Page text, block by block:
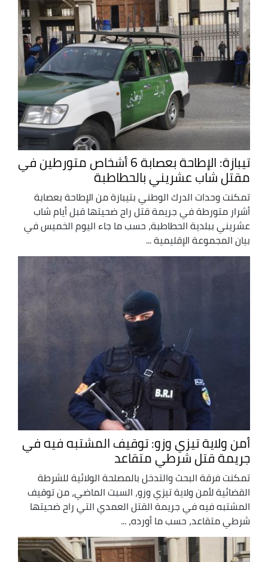
تيبازة: الإطاحة بعصابة 6 أشخاص متورطين في
مقتل شاب عشريني بالحطاطبة
تمكنت وحدات الدرك الوطني بتيبازة من الإطاحة بعصابة
أشرار متورطة في جريمة قتل راح ضحيتها قبل أيام شاب
عشريني ببلدية الحطاطبة، حسب ما جاء اليوم الخميس في
بيان المجموعة الإقليمية ...
أمن ولاية تيزي وزو: توقيف المشتبه فيه في
جريمة قتل شرطي متقاعد
تمكنت فرقة البحث والتدخل بالمصلحة الولائية للشرطة
القضائية لأمن ولاية تيزي وزو، السبت الماضي، من توقيف
المشتبه فيه في جريمة القتل العمدي التي راح ضحيتها
شرطي متقاعد، حسب ما أورده، ...